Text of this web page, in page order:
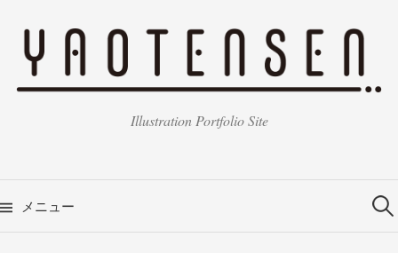
キ
ッ
Illustration Portfolio Site
メニュー
検
索: